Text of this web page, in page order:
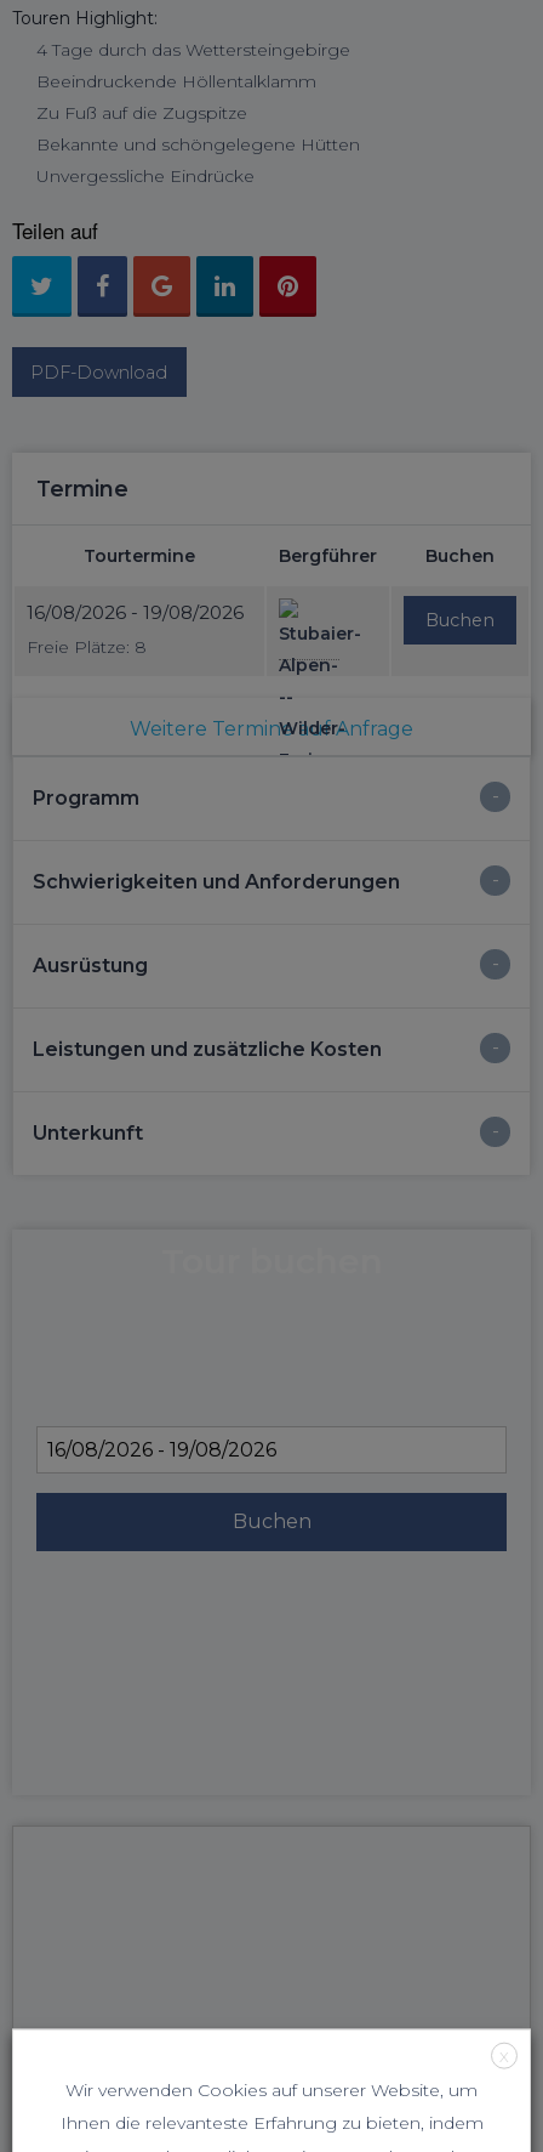
Touren Highlight:
4 Tage durch das Wettersteingebirge
Beeindruckende Höllentalklamm
Zu Fuß auf die Zugspitze
Bekannte und schöngelegene Hütten
Unvergessliche Eindrücke
Teilen auf
PDF-Download
Termine
Tourtermine Bergführer Buchen
16/08/2026 - 19/08/2026
Freie Plätze: 8
Buchen
Weitere Termine auf Anfrage
Programm
Schwierigkeiten und Anforderungen
Ausrüstung
Leistungen und zusätzliche Kosten
Unterkunft
X
Wir verwenden Cookies auf unserer Website, um
Ihnen die relevanteste Erfahrung zu bieten, indem